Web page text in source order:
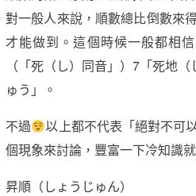
對一般人來說，順數總比倒數來
才能做到。這個時候一般都相
（「死（し）同音」）7「死地
ゅう」。
不過
以上都不代表「絕對不可
個現象來討論，豐富一下冷知識就
昇順（しょうじゅん）